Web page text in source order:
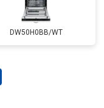
DW50H0BB/WT